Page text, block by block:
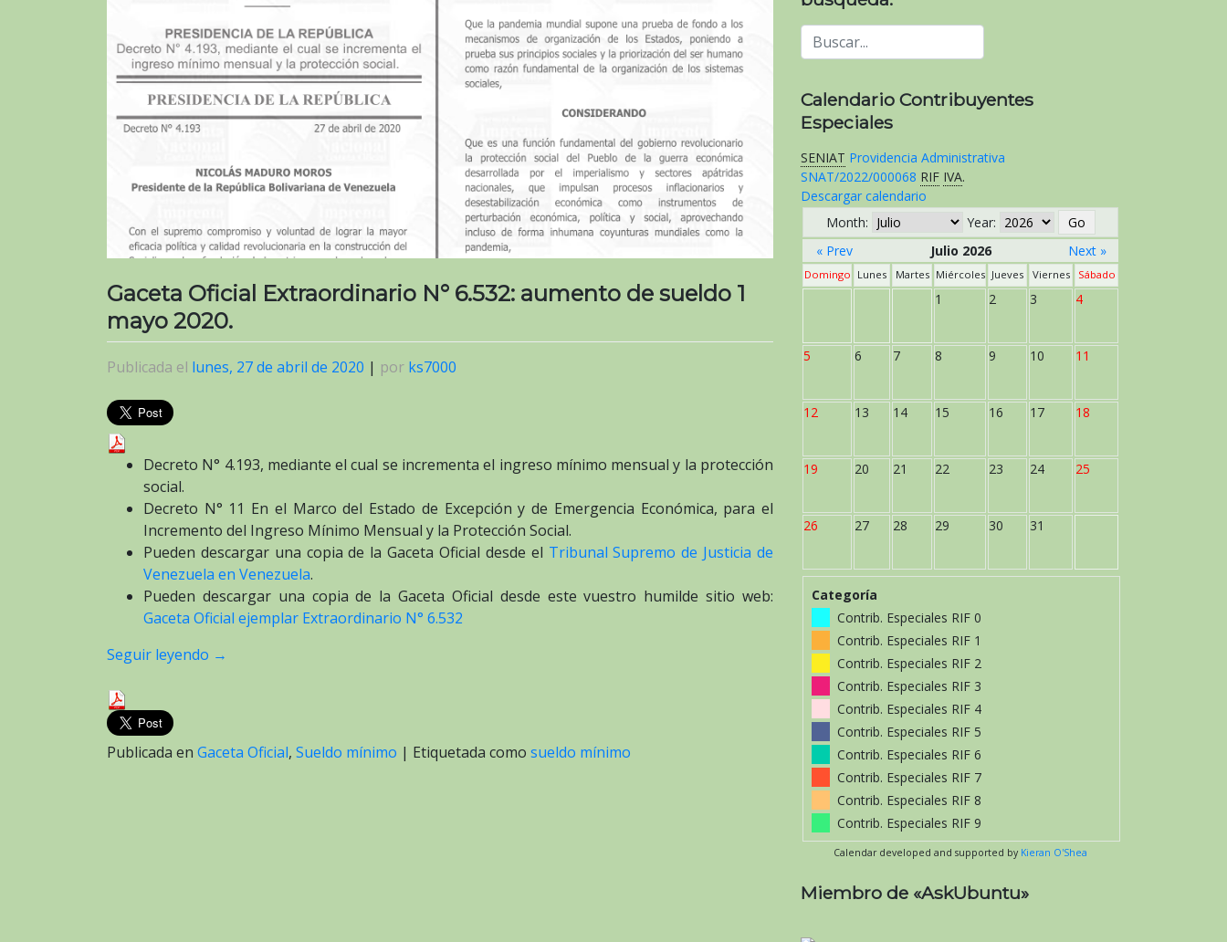
Gaceta Oficial Extraordinario N° 6.532: aumento de sueldo 1
mayo 2020.
Publicada el lunes, 27 de abril de 2020 | por ks7000
Decreto N° 4.193, mediante el cual se incrementa el ingreso mínimo mensual y la protección
social.
Decreto N° 11 En el Marco del Estado de Excepción y de Emergencia Económica, para el
Incremento del Ingreso Mínimo Mensual y la Protección Social.
Pueden descargar una copia de la Gaceta Oficial desde el Tribunal Supremo de Justicia de
Venezuela en Venezuela.
Pueden descargar una copia de la Gaceta Oficial desde este vuestro humilde sitio web:
Gaceta Oficial ejemplar Extraordinario N° 6.532
Seguir leyendo →
Publicada en Gaceta Oficial, Sueldo mínimo | Etiquetada como sueldo mínimo
Calendario Contribuyentes
Especiales
SENIAT Providencia Administrativa
SNAT/2022/000068 RIF IVA.
Descargar calendario
Month:
Year:
« Prev
Julio 2026 Next »
Domingo Lunes Martes Miércoles Jueves Viernes Sábado
1 2 3 4
5 6 7 8 9 10 11
12 13 14 15 16 17 18
19 20 21 22 23 24 25
26 27 28 29 30 31
Categoría
Contrib. Especiales RIF 0
Contrib. Especiales RIF 1
Contrib. Especiales RIF 2
Contrib. Especiales RIF 3
Contrib. Especiales RIF 4
Contrib. Especiales RIF 5
Contrib. Especiales RIF 6
Contrib. Especiales RIF 7
Contrib. Especiales RIF 8
Contrib. Especiales RIF 9
Calendar developed and supported by Kieran O'Shea
Miembro de «AskUbuntu»